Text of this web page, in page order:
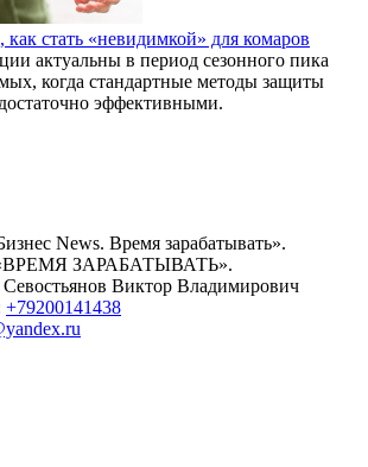
стать «невидимкой» для комаров
актуальны в период сезонного пика
когда стандартные методы защиты
эффективными.
News. Время зарабатывать».
ЗАРАБАТЫВАТЬ».
Севостьянов Виктор Владимирович
+79200141438